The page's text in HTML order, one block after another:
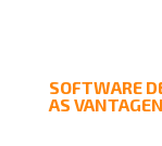
SOFTWARE
AS